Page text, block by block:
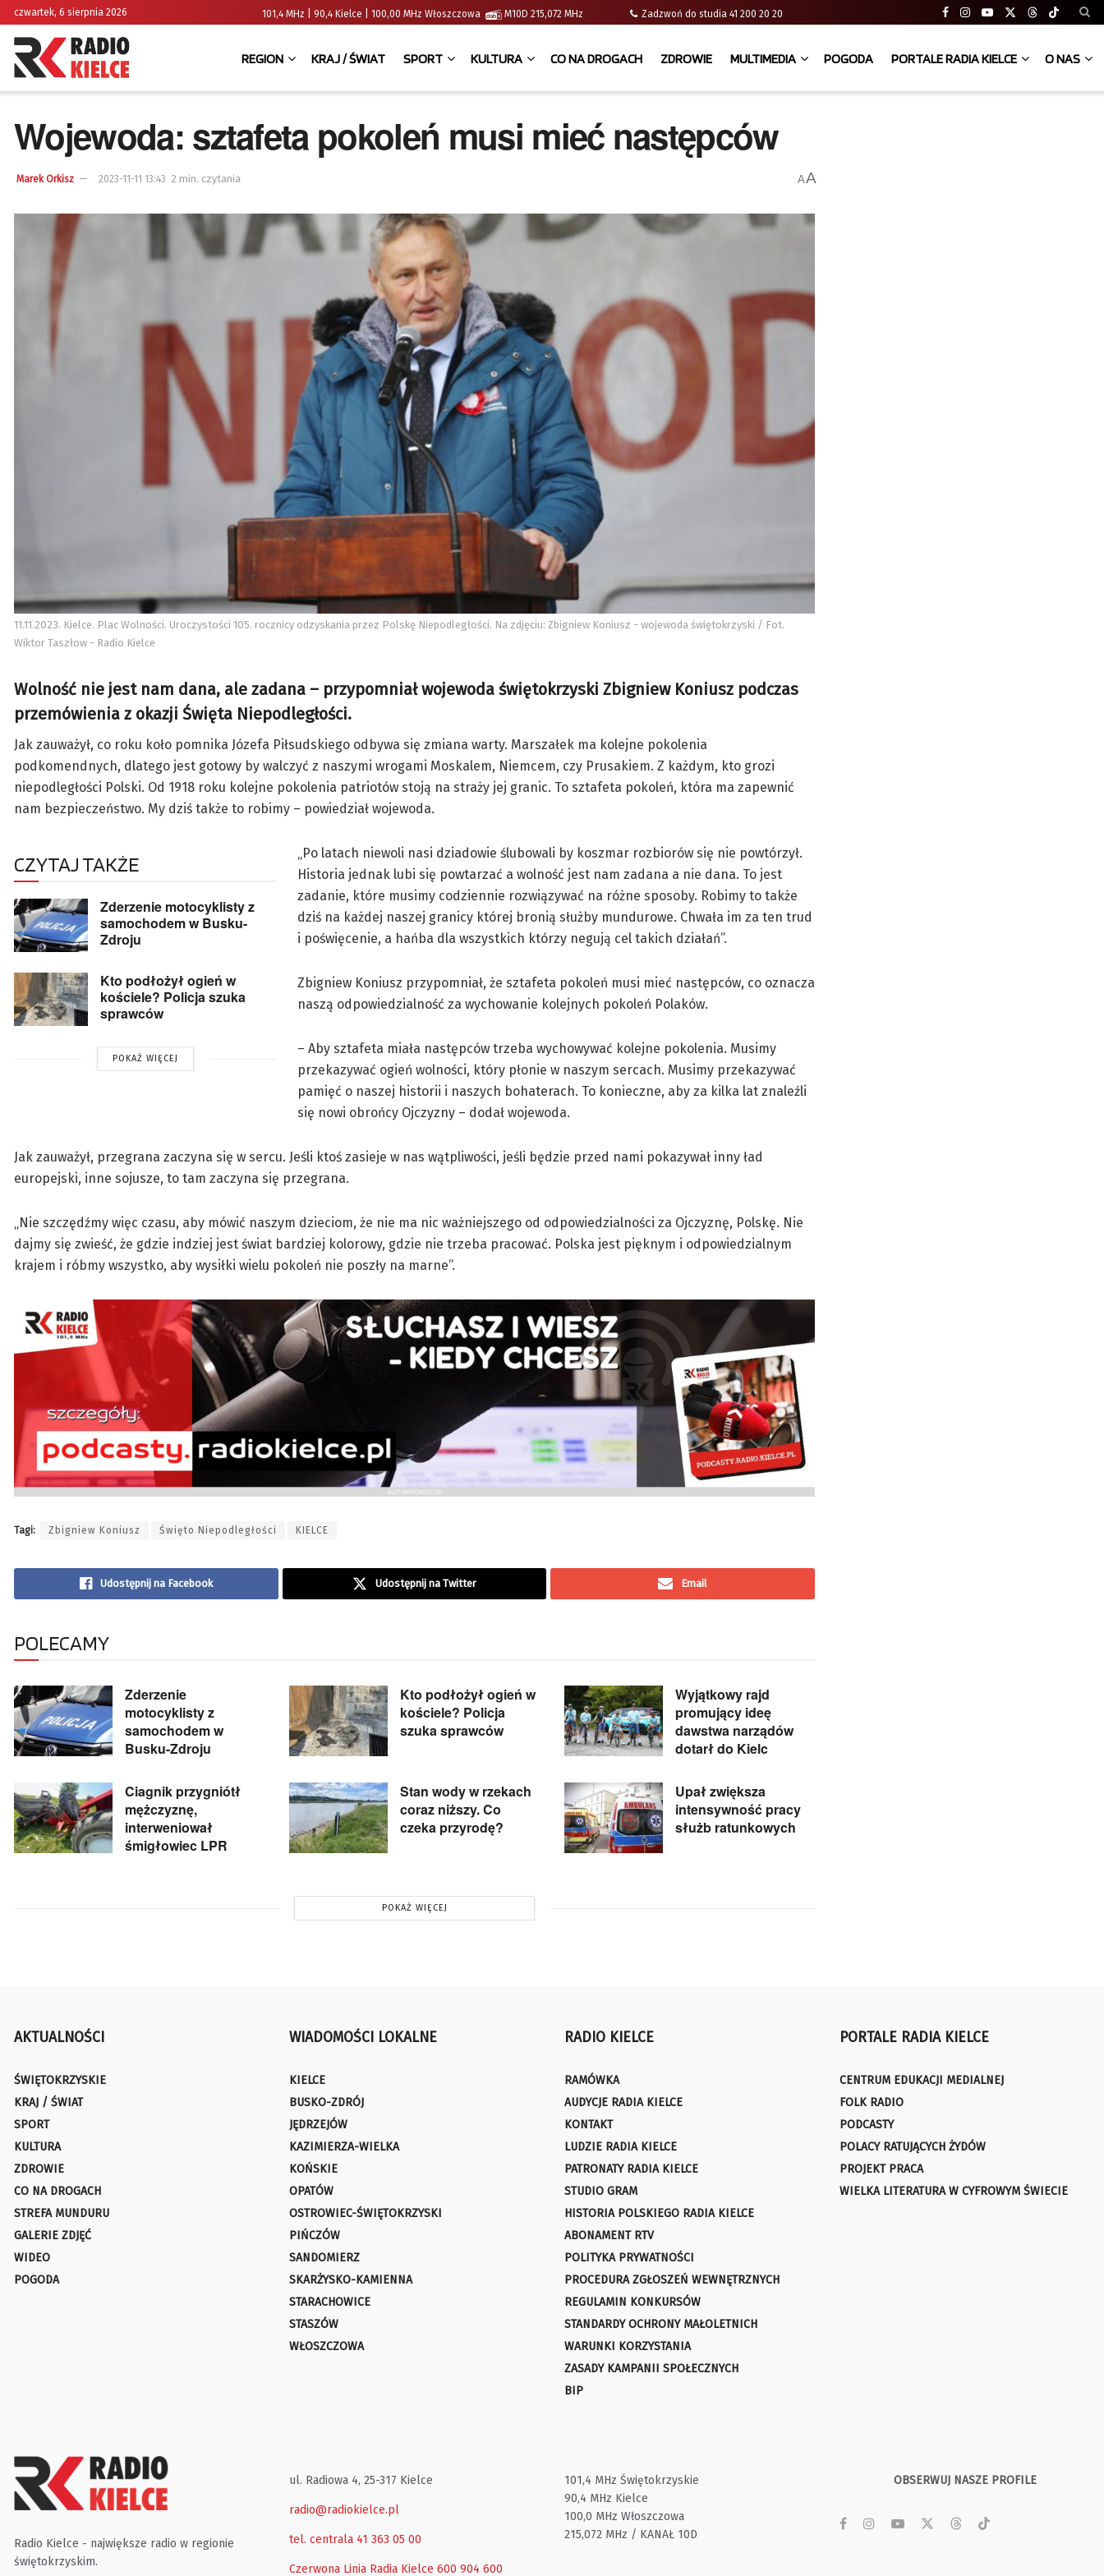
czwartek, 6 sierpnia 2026 101,4 MHz | 90,4 Kielce | 100,00 MHz Włoszczowa M10D 215,072 MHz Zadzwoń do studia 41 200 20 20
REGION KRAJ / ŚWIAT SPORT KULTURA CO NA DROGACH ZDROWIE MULTIMEDIA POGODA PORTALE RADIA KIELCE O NAS
Wojewoda: sztafeta pokoleń musi mieć następców
Marek Orkisz 2023-11-11 13:43 2 min. czytania AA
11.11.2023. Kielce. Plac Wolności. Uroczystości 105. rocznicy odzyskania przez Polskę Niepodległości. Na zdjęciu: Zbigniew Koniusz - wojewoda świętokrzyski / Fot.
Wiktor Taszłow - Radio Kielce
Wolność nie jest nam dana, ale zadana – przypomniał wojewoda świętokrzyski Zbigniew Koniusz podczas
przemówienia z okazji Święta Niepodległości.
Jak zauważył, co roku koło pomnika Józefa Piłsudskiego odbywa się zmiana warty. Marszałek ma kolejne pokolenia
podkomendnych, dlatego jest gotowy by walczyć z naszymi wrogami Moskalem, Niemcem, czy Prusakiem. Z każdym, kto grozi
niepodległości Polski. Od 1918 roku kolejne pokolenia patriotów stoją na straży jej granic. To sztafeta pokoleń, która ma zapewnić
nam bezpieczeństwo. My dziś także to robimy – powiedział wojewoda.
CZYTAJ TAKŻE
Zderzenie motocyklisty z
samochodem w Busku-
Zdroju
Kto podłożył ogień w
kościele? Policja szuka
sprawców
POKAŻ WIĘCEJ
„Po latach niewoli nasi dziadowie ślubowali by koszmar rozbiorów się nie powtórzył.
Historia jednak lubi się powtarzać a wolność jest nam zadana a nie dana. To jest
zadanie, które musimy codziennie rozwiązywać na różne sposoby. Robimy to także
dziś na każdej naszej granicy której bronią służby mundurowe. Chwała im za ten trud
i poświęcenie, a hańba dla wszystkich którzy negują cel takich działań”.
Zbigniew Koniusz przypomniał, że sztafeta pokoleń musi mieć następców, co oznacza
naszą odpowiedzialność za wychowanie kolejnych pokoleń Polaków.
– Aby sztafeta miała następców trzeba wychowywać kolejne pokolenia. Musimy
przekazywać ogień wolności, który płonie w naszym sercach. Musimy przekazywać
pamięć o naszej historii i naszych bohaterach. To konieczne, aby za kilka lat znaleźli
się nowi obrońcy Ojczyzny – dodał wojewoda.
Jak zauważył, przegrana zaczyna się w sercu. Jeśli ktoś zasieje w nas wątpliwości, jeśli będzie przed nami pokazywał inny ład
europejski, inne sojusze, to tam zaczyna się przegrana.
„Nie szczędźmy więc czasu, aby mówić naszym dzieciom, że nie ma nic ważniejszego od odpowiedzialności za Ojczyznę, Polskę. Nie
dajmy się zwieść, że gdzie indziej jest świat bardziej kolorowy, gdzie nie trzeba pracować. Polska jest pięknym i odpowiedzialnym
krajem i róbmy wszystko, aby wysiłki wielu pokoleń nie poszły na marne”.
Tagi: Zbigniew Koniusz Święto Niepodległości KIELCE
Udostępnij na Facebook Udostępnij na Twitter Email
POLECAMY
Zderzenie
motocyklisty z
samochodem w
Busku-Zdroju
Kto podłożył ogień w
kościele? Policja
szuka sprawców
Wyjątkowy rajd
promujący ideę
dawstwa narządów
dotarł do Kielc
Ciagnik przygniótł
mężczyznę,
interweniował
śmigłowiec LPR
Stan wody w rzekach
coraz niższy. Co
czeka przyrodę?
Upał zwiększa
intensywność pracy
służb ratunkowych
POKAŻ WIĘCEJ
AKTUALNOŚCI
ŚWIĘTOKRZYSKIE
KRAJ / ŚWIAT
SPORT
KULTURA
ZDROWIE
CO NA DROGACH
STREFA MUNDURU
GALERIE ZDJĘĆ
WIDEO
POGODA
WIADOMOŚCI LOKALNE
KIELCE
BUSKO-ZDRÓJ
JĘDRZEJÓW
KAZIMIERZA-WIELKA
KOŃSKIE
OPATÓW
OSTROWIEC-ŚWIĘTOKRZYSKI
PIŃCZÓW
SANDOMIERZ
SKARŻYSKO-KAMIENNA
STARACHOWICE
STASZÓW
WŁOSZCZOWA
RADIO KIELCE
RAMÓWKA
AUDYCJE RADIA KIELCE
KONTAKT
LUDZIE RADIA KIELCE
PATRONATY RADIA KIELCE
STUDIO GRAM
HISTORIA POLSKIEGO RADIA KIELCE
ABONAMENT RTV
POLITYKA PRYWATNOŚCI
PROCEDURA ZGŁOSZEŃ WEWNĘTRZNYCH
REGULAMIN KONKURSÓW
STANDARDY OCHRONY MAŁOLETNICH
WARUNKI KORZYSTANIA
ZASADY KAMPANII SPOŁECZNYCH
BIP
PORTALE RADIA KIELCE
CENTRUM EDUKACJI MEDIALNEJ
FOLK RADIO
PODCASTY
POLACY RATUJĄCYCH ŻYDÓW
PROJEKT PRACA
WIELKA LITERATURA W CYFROWYM ŚWIECIE
Radio Kielce - największe radio w regionie
świętokrzyskim.
ul. Radiowa 4, 25-317 Kielce
radio@radiokielce.pl
tel. centrala 41 363 05 00
Czerwona Linia Radia Kielce 600 904 600
101,4 MHz Świętokrzyskie
90,4 MHz Kielce
100,0 MHz Włoszczowa
215,072 MHz / KANAŁ 10D
OBSERWUJ NASZE PROFILE